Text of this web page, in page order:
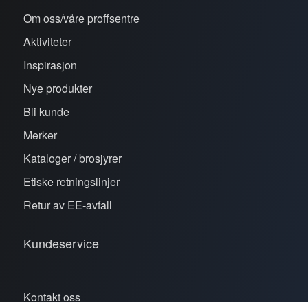
Om oss/våre proffsentre
Aktiviteter
Inspirasjon
Nye produkter
Bli kunde
Merker
Kataloger / brosjyrer
Etiske retningslinjer
Retur av EE-avfall
Kundeservice
Kontakt oss